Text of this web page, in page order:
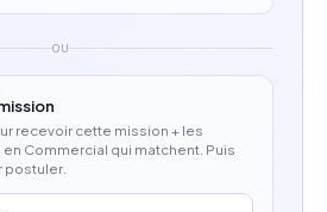
OU
recevoir cette mission + les
Commercial qui matchent. Puis
postuler.